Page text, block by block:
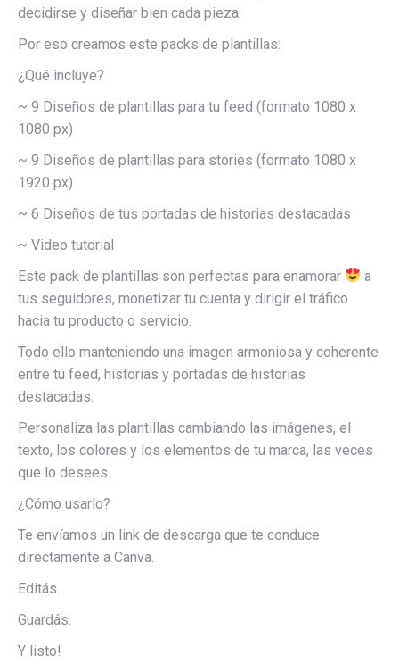
decidirse y diseñar bien cada pieza.
Por eso creamos este packs de plantillas:
¿Qué incluye?
~ 9 Diseños de plantillas para tu feed (formato 1080 x
1080 px)
~ 9 Diseños de plantillas para stories (formato 1080 x
1920 px)
~ 6 Diseños de tus portadas de historias destacadas
~ Video tutorial
Este pack de plantillas son perfectas para enamorar
a
tus seguidores, monetizar tu cuenta y dirigir el tráfico
hacia tu producto o servicio.
Todo ello manteniendo una imagen armoniosa y coherente
entre tu feed, historias y portadas de historias
destacadas.
Personaliza las plantillas cambiando las imágenes, el
texto, los colores y los elementos de tu marca, las veces
que lo desees.
¿Cómo usarlo?
Te envíamos un link de descarga que te conduce
directamente a Canva.
Editás.
Guardás.
Y listo!